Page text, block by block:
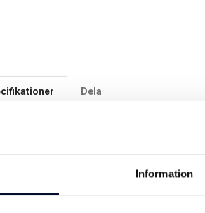
Information
Dela